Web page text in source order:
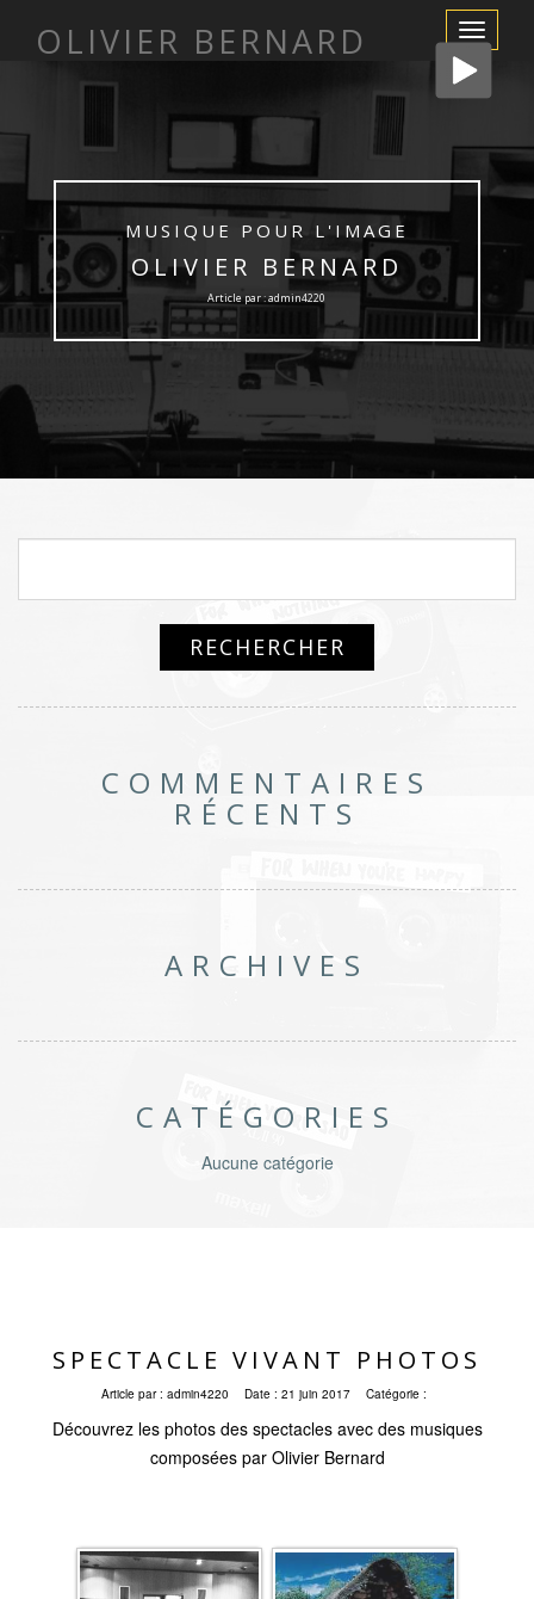
Afficher/
la
navigation
OLIVIER BERNARD
MUSIQUE POUR L'IMAGE
OLIVIER BERNARD
Article par : admin4220
COMMENTAIRES
RÉCENTS
ARCHIVES
CATÉGORIES
Aucune catégorie
SPECTACLE VIVANT PHOTOS
Article par : admin4220 Date : 21 juin 2017 Catégorie :
Découvrez les photos des spectacles avec des musiques
composées par Olivier Bernard